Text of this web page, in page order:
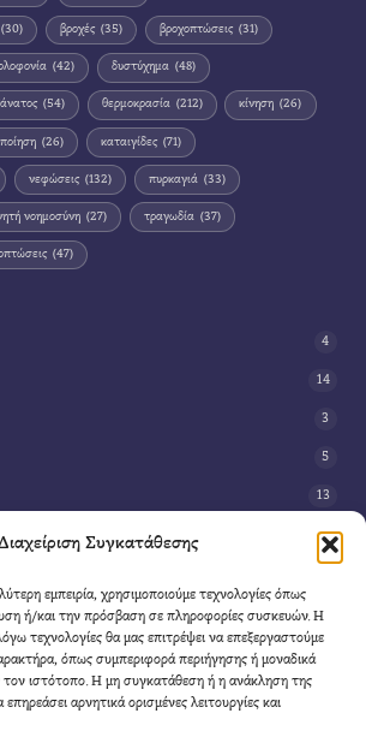
Συγκατάθεσης
εμπειρία, χρησιμοποιούμε τεχνολογίες όπως
ή/και την πρόσβαση σε πληροφορίες συσκευών. Η
τεχνολογίες θα μας επιτρέψει να επεξεργαστούμε
όπως συμπεριφορά περιήγησης ή μοναδικά
τον ιστότοπο. Η μη συγκατάθεση ή η ανάκληση της
αρνητικά ορισμένες λειτουργίες και
(30) βροχές (35) βροχοπτώσεις (31)
(42) δυστύχημα (48)
(54) θερμοκρασία (212) κίνηση (26)
(26) καταιγίδες (71)
νεφώσεις (132) πυρκαγιά (33)
νοημοσύνη (27) τραγωδία (37)
(47)
4
14
3
5
13
42
3